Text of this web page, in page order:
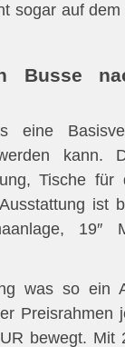
sogar auf
Busse
eine
kann.
Tische für
ist
19″
was so ein
Preisrahmen
bewegt. Mit